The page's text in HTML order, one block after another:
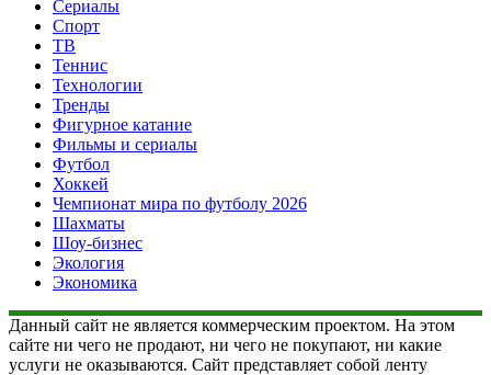
Сериалы
Спорт
ТВ
Теннис
Технологии
Тренды
Фигурное катание
Фильмы и сериалы
Футбол
Хоккей
Чемпионат мира по футболу 2026
Шахматы
Шоу-бизнес
Экология
Экономика
Данный сайт не является коммерческим проектом. На этом
сайте ни чего не продают, ни чего не покупают, ни какие
услуги не оказываются. Сайт представляет собой ленту